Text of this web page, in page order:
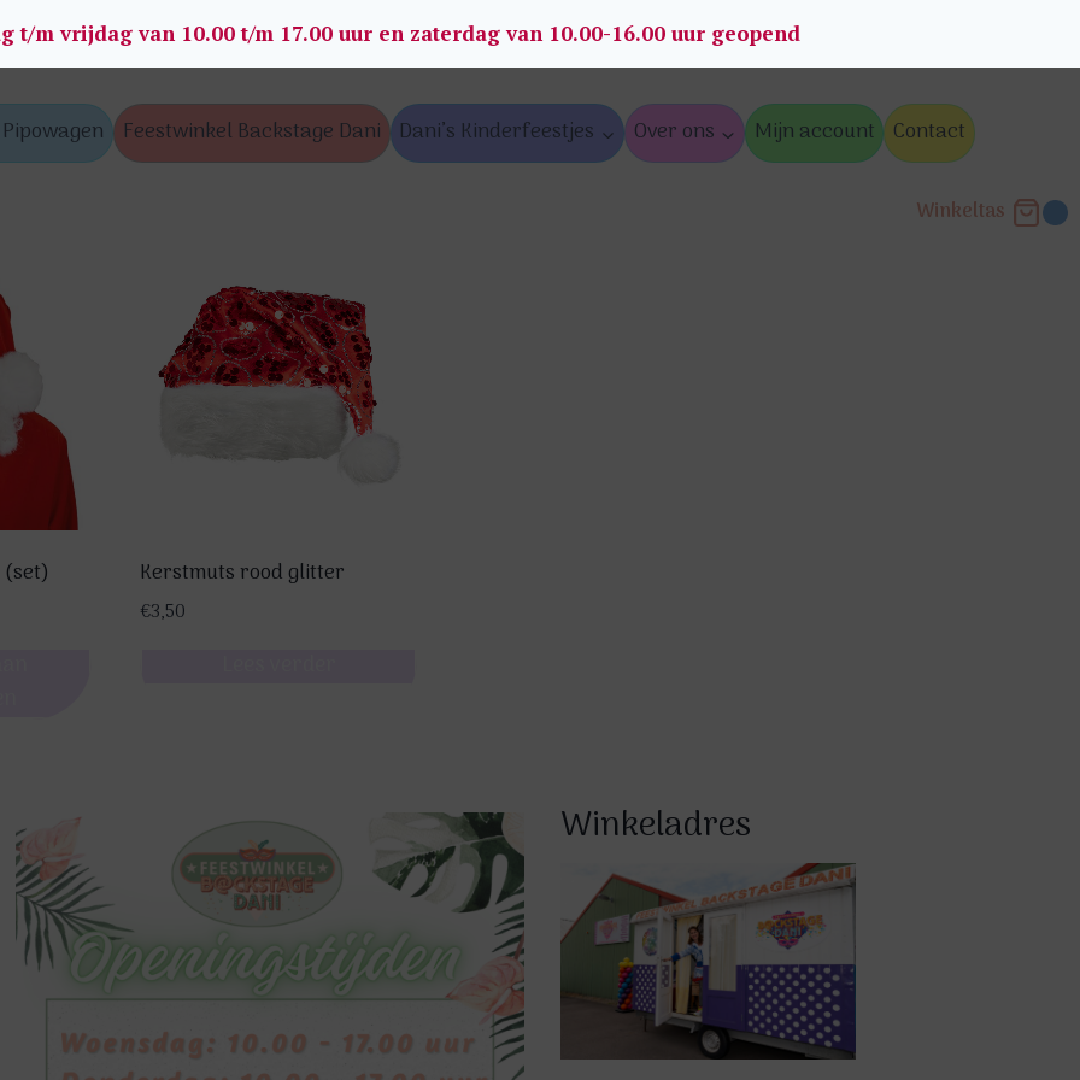
t/m vrijdag van 10.00 t/m 17.00 uur en zaterdag van 10.00-16.00 uur geopend
Pipowagen Feestwinkel Backstage Dani Dani’s Kinderfeestjes Over ons Mijn account Contact
Winkeltas
Kerstmuts rood glitter
€3,50
Winkeladres